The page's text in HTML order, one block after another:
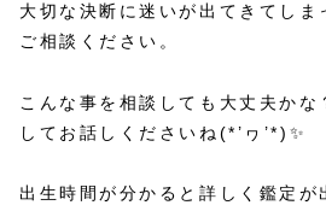
大切な決断に迷いが出てきてしま
ご相談ください。
こんな事を相談しても大丈夫かな
してお話しくださいね(*’ヮ’*)✨
出生時間が分かると詳しく鑑定が